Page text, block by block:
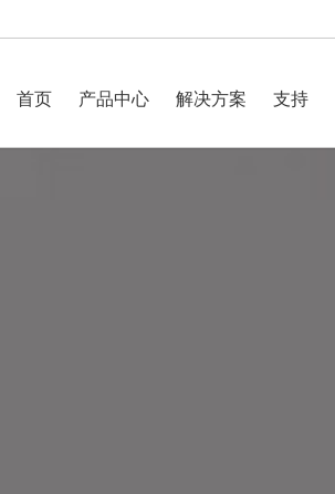
首页 产品中心 解决方案 支持